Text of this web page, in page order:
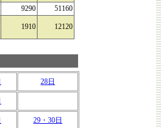
9290 51160
1910 12120
28日
29・30日